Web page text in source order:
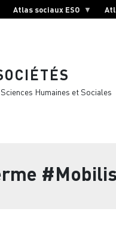
Atlas sociaux ESO
Humaines et Sociales